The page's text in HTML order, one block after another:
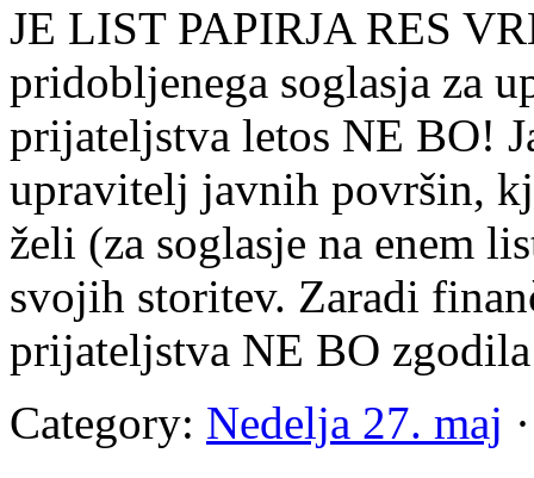
JE LIST PAPIRJA RES
pridobljenega soglasja za
prijateljstva letos NE BO!
upravitelj javnih površin,
želi (za soglasje na enem
svojih storitev. Zaradi
prijateljstva NE BO
Category: Nedelja 27. maj